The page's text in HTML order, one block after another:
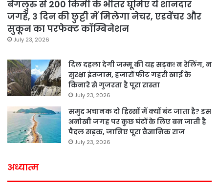
बेंगलुरु से 200 किमी के भीतर घूमिए ये शानदार
जगहें, 3 दिन की छुट्टी में मिलेगा नेचर, एडवेंचर और
सुकून का परफेक्ट कॉम्बिनेशन
July 23, 2026
दिल दहला देगी जम्मू की यह सड़क! न रेलिंग, न
सुरक्षा इंतजाम, हजारों फीट गहरी खाई के
किनारे से गुजरता है पूरा रास्ता
July 23, 2026
समुद्र अचानक दो हिस्सों में क्यों बंट जाता है? इस
अनोखी जगह पर कुछ घंटों के लिए बन जाती है
पैदल सड़क, जानिए पूरा वैज्ञानिक राज
July 23, 2026
अध्यात्म